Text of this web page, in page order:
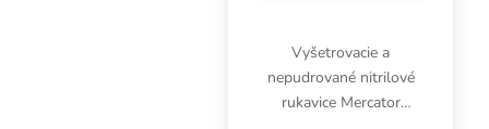
Vyšetrovacie a
nepudrované nitrilové
rukavice Mercator